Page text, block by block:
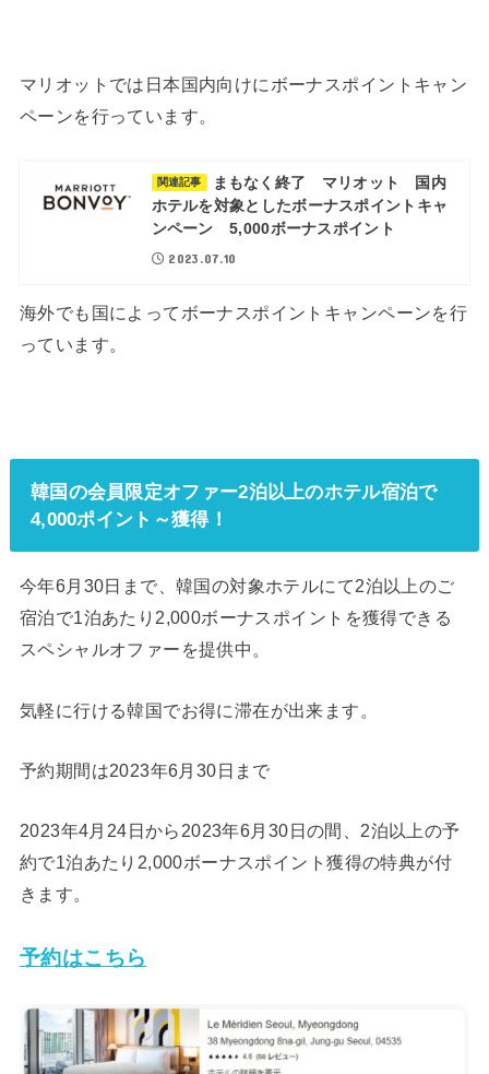
マリオットでは日本国内向けにボーナスポイントキャン
ペーンを行っています。
関連記事
まもなく終了 マリオット 国内
ホテルを対象としたボーナスポイントキャ
ンペーン 5,000ボーナスポイント
2023.07.10
海外でも国によってボーナスポイントキャンペーンを行
っています。
韓国の会員限定オファー2泊以上のホテル宿泊で
4,000ポイント～獲得！
今年6月30日まで、韓国の対象ホテルにて2泊以上のご
宿泊で1泊あたり2,000ボーナスポイントを獲得できる
スペシャルオファーを提供中。
気軽に行ける韓国でお得に滞在が出来ます。
予約期間は2023年6月30日まで
2023年4月24日から2023年6月30日の間、2泊以上の予
約で1泊あたり2,000ボーナスポイント獲得の特典が付
きます。
予約はこちら